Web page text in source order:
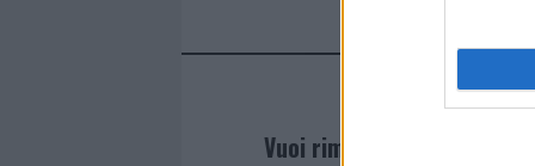
Vuoi rimanere sempre